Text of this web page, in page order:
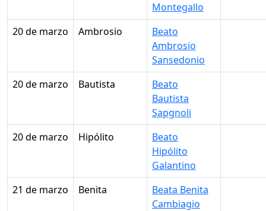
Montegallo
20 de marzo
Ambrosio
Beato
Ambrosio
Sansedonio
20 de marzo
Bautista
Beato
Bautista
Sapgnoli
20 de marzo
Hipólito
Beato
Hipólito
Galantino
21 de marzo
Benita
Beata Benita
Cambiagio